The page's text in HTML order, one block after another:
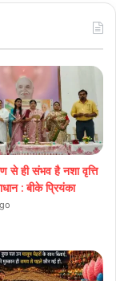
से ही संभव है नशा वृत्ति
: बीके प्रियंका